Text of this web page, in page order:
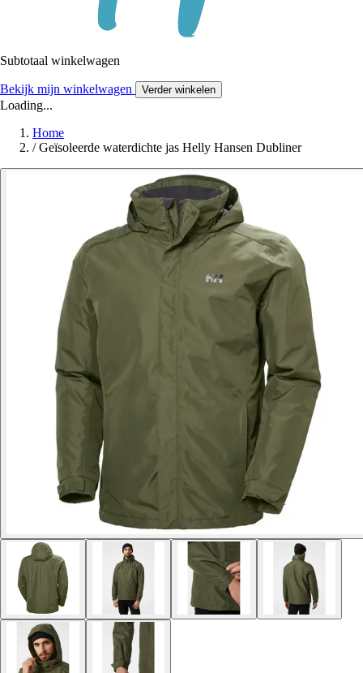
Subtotaal winkelwagen
Bekijk mijn winkelwagen Verder winkelen
Loading...
Home
/ Geïsoleerde waterdichte jas Helly Hansen Dubliner